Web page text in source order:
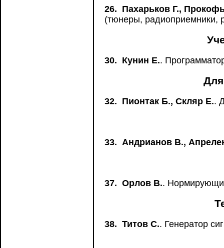
26. Пахарьков Г.,
(тюнеры, радиоприемники,
30. Кунин Е..
32. Пионтак Б., Скляр Е..
33. Андрианов В.,
37. Орлов В..
38. Титов С.. Генератор